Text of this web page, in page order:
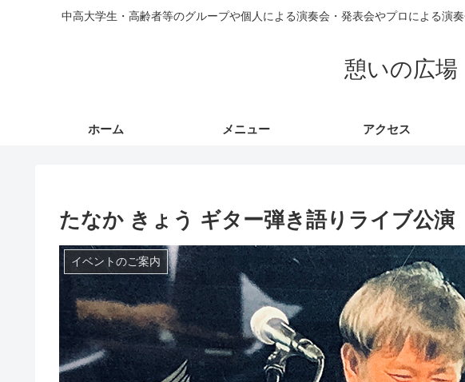
中高大学生・高齢者等のグループや個人による演奏会・発表会やプロによる演
憩いの広
ホーム メニュー アクセス
たなか きょう ギター弾き語りライブ公演
イベントのご案内